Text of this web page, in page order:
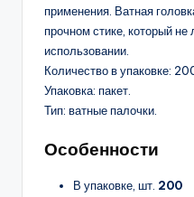
применения. Ватная
прочном стике, который не
использовании.
Количество в упаковке:
Упаковка: пакет.
Тип: ватные палочки.
Особенности
В упаковке, шт. 200